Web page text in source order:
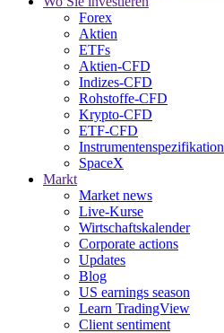
Forex
Aktien
ETFs
Aktien-CFD
Indizes-CFD
Rohstoffe-CFD
Krypto-CFD
ETF-CFD
Instrumentenspezifikation
SpaceX
Markt
Market news
Live-Kurse
Wirtschaftskalender
Corporate actions
Updates
Blog
US earnings season
Learn TradingView
Client sentiment